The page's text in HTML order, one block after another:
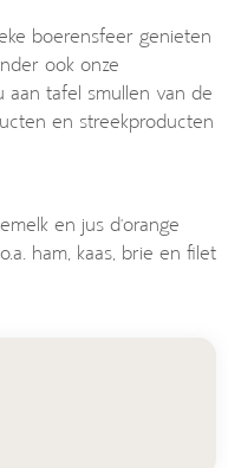
boerensfeer genieten
ook onze
aan tafel smullen van de
en streekproducten
en jus d’orange
ham, kaas, brie en filet